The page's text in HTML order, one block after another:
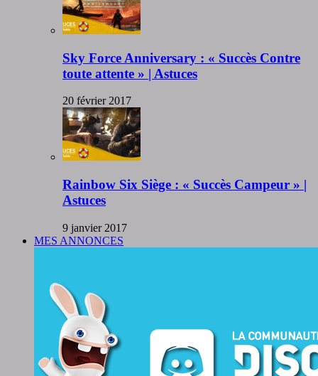
Sky Force Anniversary : « Succès Contre
toute attente » | Astuces
20 février 2017
Rainbow Six Siège : « Succès Campeur » |
Astuces
9 janvier 2017
MES ANNONCES